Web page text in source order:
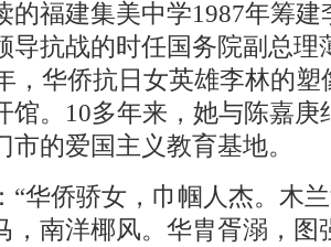
福建集美中学1987年筹建
导抗战的时任国务院副总理
，华侨抗日女英雄李林的塑
馆。10多年来，她与陈嘉庚
市的爱国主义教育基地。
侨骄女，巾帼人杰。木兰
，南洋椰风。华胄胥溺，图